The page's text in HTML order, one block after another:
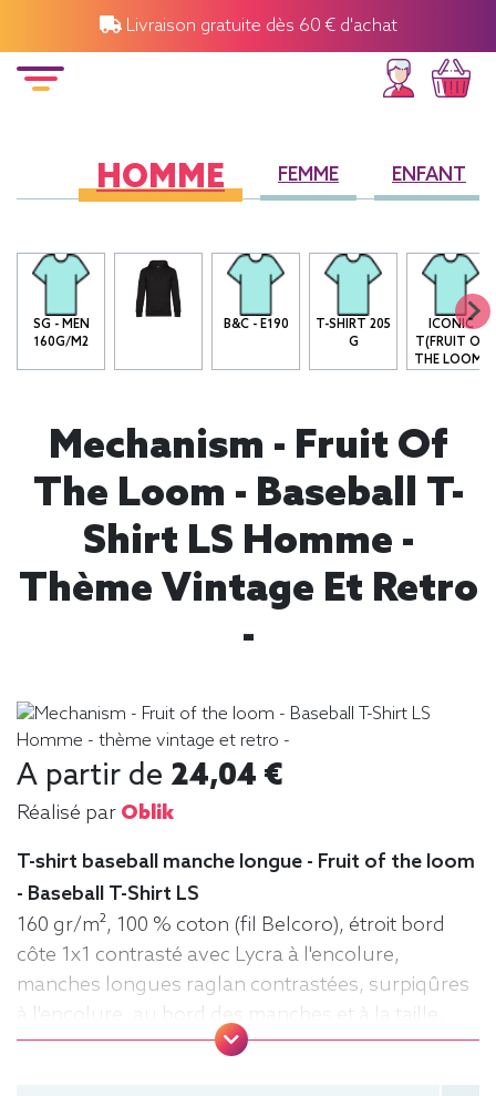
Livraison gratuite dès 60 € d'achat
HOMME FEMME ENFANT
SG - MEN
160G/M2
B&C - E190
T-SHIRT 205
G
ICONIC
T(FRUIT OF
THE LOOM)
Mechanism - Fruit Of
The Loom - Baseball T-
Shirt LS Homme -
Thème Vintage Et Retro
-
A partir de 24,04 €
Réalisé par Oblik
T-shirt baseball manche longue - Fruit of the loom
- Baseball T-Shirt LS
160 gr/m², 100 % coton (fil Belcoro), étroit bord
côte 1x1 contrasté avec Lycra à l'encolure,
manches longues raglan contrastées, surpiqûres
à l'encolure, au bord des manches et à la taille,
matériau tubulaire. Tee baseball, Tee-shirt,